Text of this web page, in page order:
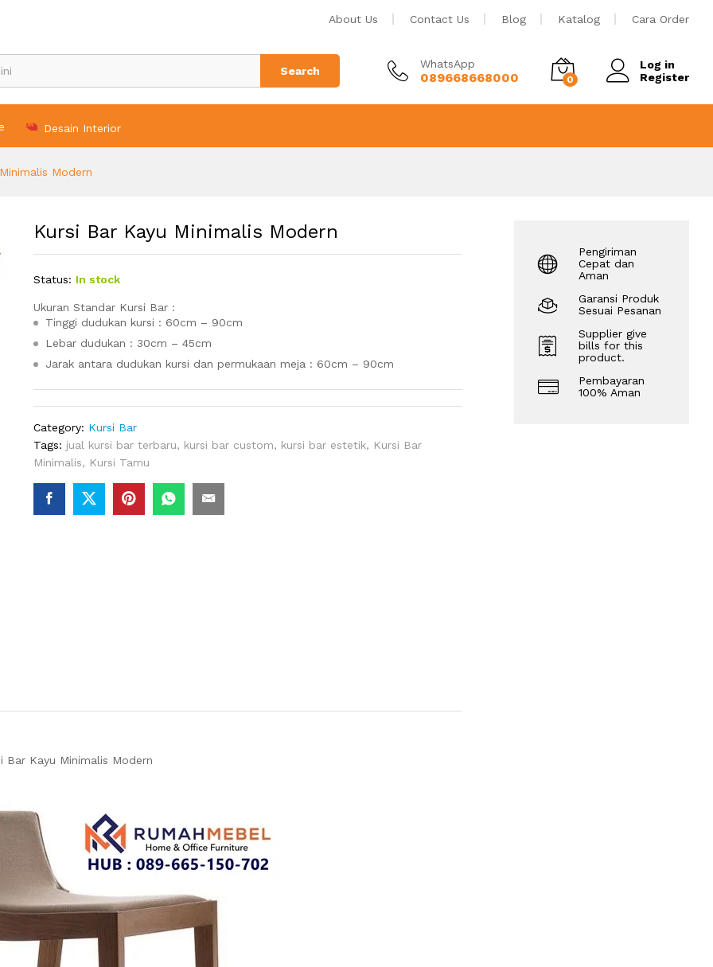
About Us Contact Us Blog Katalog Cara Order
Search
WhatsApp
089668668000 0
Log in
Register
Desain Interior
Modern
Kursi Bar Kayu Minimalis Modern
Status: In stock
Ukuran Standar Kursi Bar :
Tinggi dudukan kursi : 60cm – 90cm
Lebar dudukan : 30cm – 45cm
Jarak antara dudukan kursi dan permukaan meja : 60cm – 90cm
Category: Kursi Bar
Tags: jual kursi bar terbaru, kursi bar custom, kursi bar estetik, Kursi Bar
Minimalis, Kursi Tamu
Bar Kayu Minimalis Modern
Pengiriman
Cepat dan
Aman
Garansi Produk
Sesuai Pesanan
Supplier give
bills for this
product.
Pembayaran
100% Aman
Tambah ke keranjang